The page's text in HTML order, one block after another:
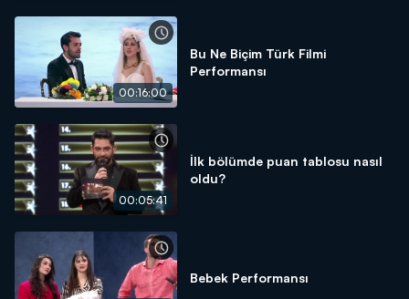
00:16:00
Bu Ne Biçim Türk Filmi
Performansı
00:05:41
İlk bölümde puan tablosu nasıl
oldu?
Bebek Performansı